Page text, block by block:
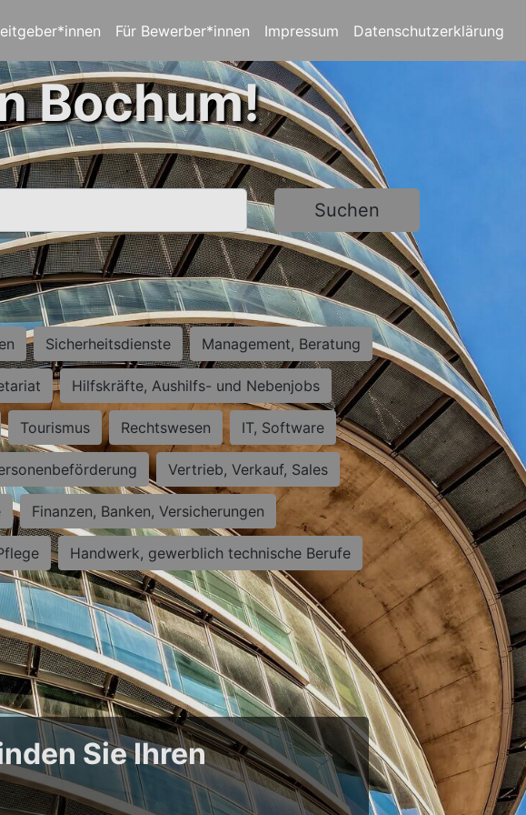
Für Bewerber*innen Impressum Datenschutzerklärung
Bochum!
Suchen
Sicherheitsdienste Management, Beratung
Hilfskräfte, Aushilfs- und Nebenjobs
Tourismus Rechtswesen IT, Software
Vertrieb, Verkauf, Sales
Finanzen, Banken, Versicherungen
Handwerk, gewerblich technische Berufe
Sie Ihren